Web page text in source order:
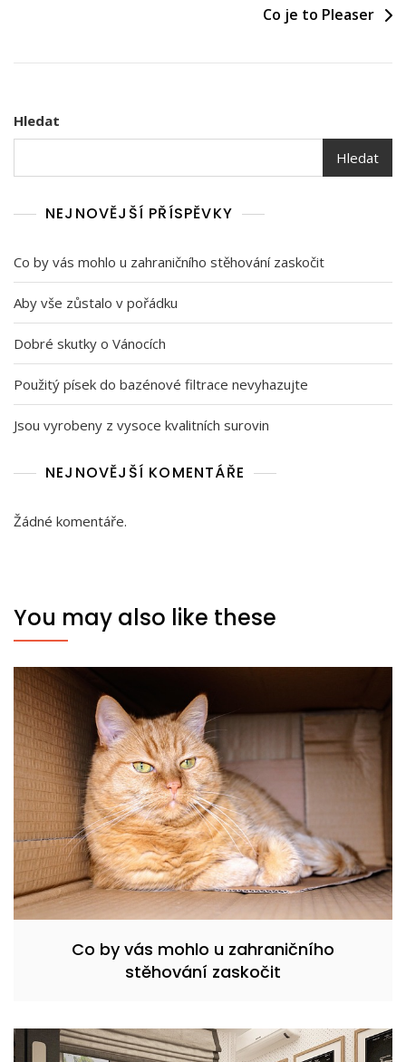
Co je to Pleaser
Hledat
Hledat
NEJNOVĚJŠÍ PŘÍSPĚVKY
Co by vás mohlo u zahraničního stěhování zaskočit
Aby vše zůstalo v pořádku
Dobré skutky o Vánocích
Použitý písek do bazénové filtrace nevyhazujte
Jsou vyrobeny z vysoce kvalitních surovin
NEJNOVĚJŠÍ KOMENTÁŘE
Žádné komentáře.
You may also like these
Co by vás mohlo u zahraničního
stěhování zaskočit